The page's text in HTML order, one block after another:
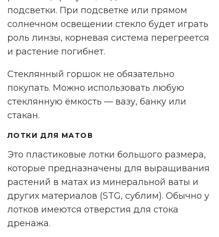
подсветки. При подсветке или прямом
солнечном освещении стекло будет играть
роль линзы, корневая система перегреется
и растение погибнет.
Стеклянный горшок не обязательно
покупать. Можно использовать любую
стеклянную ёмкость — вазу, банку или
стакан.
ЛОТКИ ДЛЯ МАТОВ
Это пластиковые лотки большого размера,
которые предназначены для выращивания
растений в матах из минеральной ваты и
других материалов (STG, сублим). Обычно у
лотков имеются отверстия для стока
дренажа.